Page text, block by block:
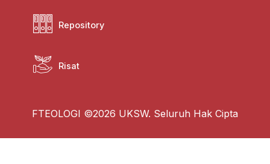
Repository
Risat
FTEOLOGI ©2026 UKSW. Seluruh Hak Cipta